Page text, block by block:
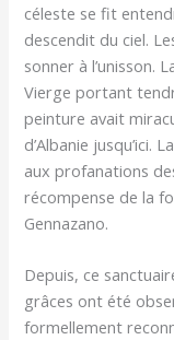
céleste se fit
descendit du ciel.
sonner à l’unisson.
Vierge portant
peinture avait
d’Albanie jusqu’ici.
aux profanations
récompense de la
Gennazano.
Depuis, ce
grâces ont été
formellement